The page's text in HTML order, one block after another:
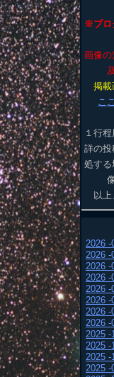
※ブロ
画像の
掲載
こ
１行
詳の投
処する
以
2026 -
2026 -
2026 -
2026 -
2026 -
2026 -
2026 -
2026 -
2025 -
2025 -
2025 -
2025 -